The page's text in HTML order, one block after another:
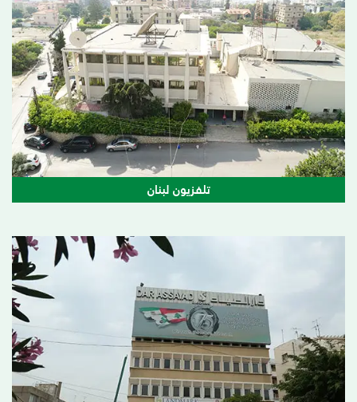
تلفزيون لبنان